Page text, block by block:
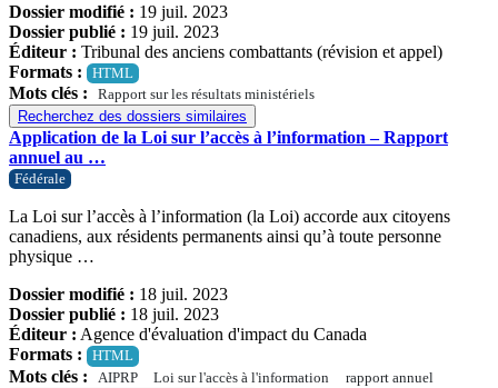
Dossier modifié : 19 juil. 2023
Dossier publié : 19 juil. 2023
Éditeur : Tribunal des anciens combattants (révision et appel)
Formats :
HTML
Mots clés : Rapport sur les résultats ministériels
Recherchez des dossiers similaires
Application de la Loi sur l’accès à l’information – Rapport
annuel au …
Fédérale
La Loi sur l’accès à l’information (la Loi) accorde aux citoyens
canadiens, aux résidents permanents ainsi qu’à toute personne
physique …
Dossier modifié : 18 juil. 2023
Dossier publié : 18 juil. 2023
Éditeur : Agence d'évaluation d'impact du Canada
Formats :
HTML
Mots clés : AIPRP Loi sur l'accès à l'information rapport annuel